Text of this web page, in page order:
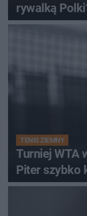
rywalką
TENIS ZIEMNY
Turniej WTA
Piter szybko